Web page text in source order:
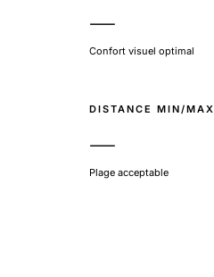
—
Confort visuel optimal
DISTANCE MIN/MAX
—
Plage acceptable